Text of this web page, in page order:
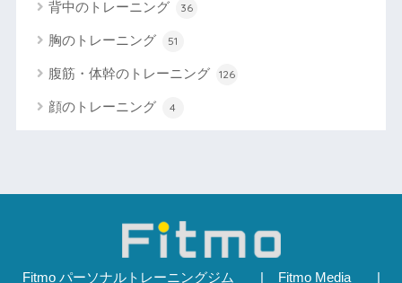
背中のトレーニング 36
胸のトレーニング 51
腹筋・体幹のトレーニング 126
顔のトレーニング 4
Fitmo パーソナルトレーニングジム Fitmo Media